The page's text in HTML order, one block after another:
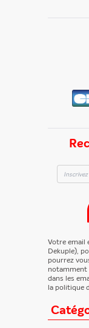
Votre email
Dekuple),
pourrez
notamment
dans les
la politique